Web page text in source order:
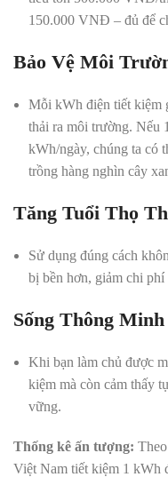
150.000 VNĐ – đủ để
Bảo Vệ Môi
Mỗi kWh điện tiết kiệm
thải ra môi trường. Nếu
kWh/ngày, chúng ta có
trồng hàng nghìn cây
Tăng Tuổi Thọ
Sử dụng đúng cách
bị bền hơn, giảm chi
Sống Thông
Khi bạn làm chủ được
kiệm mà còn cảm thấy
vững.
Thống kê ấn tượng:
Việt Nam tiết kiệm 1 kWh